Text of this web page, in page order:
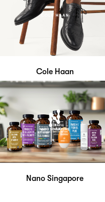
Cole Haan
Nano Singapore